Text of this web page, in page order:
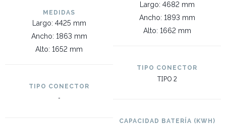
MEDIDAS
Largo: 4425 mm
Ancho: 1863 mm
Alto: 1652 mm
TIPO CONECTOR
-
Largo: 4682 mm
Ancho: 1893 mm
Alto: 1662 mm
TIPO CONECTOR
TIPO 2
CAPACIDAD BATERÍA (KWH)